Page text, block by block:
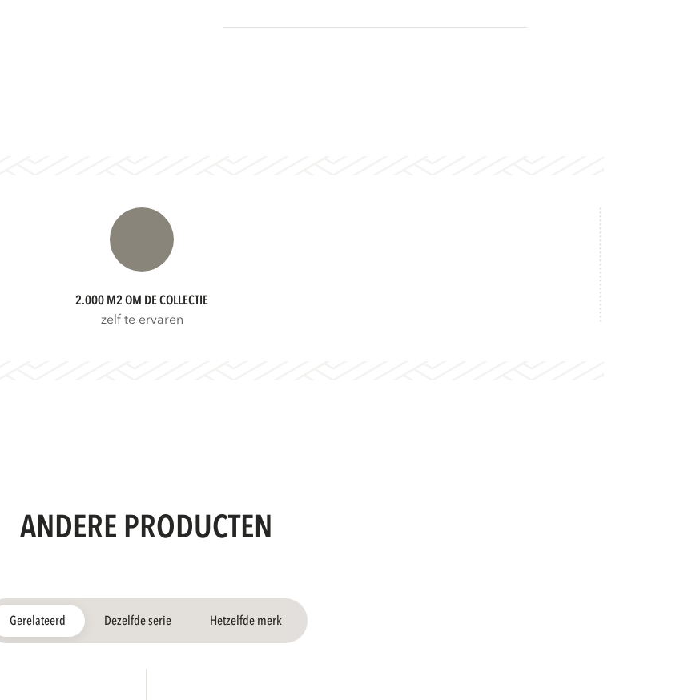
2.000 M2 OM DE COLLECTIE
zelf te ervaren
ANDERE PRODUCTEN
Gerelateerd Dezelfde serie Hetzelfde merk